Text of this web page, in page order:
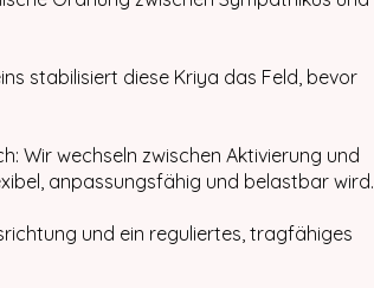
stabilisiert diese Kriya das Feld, bevor
Wir wechseln zwischen Aktivierung und
anpassungsfähig und belastbar wird.
und ein reguliertes, tragfähiges